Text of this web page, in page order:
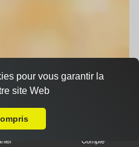
Compte
pour vous garantir la
site Web